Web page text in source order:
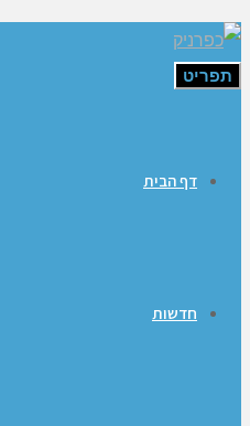
תפריט
דף הבית
חדשות